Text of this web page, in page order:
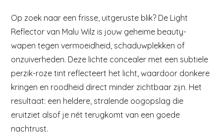
Op zoek naar een frisse, uitgeruste blik? De Light
Reflector van Malu Wilz is jouw geheime beauty-
wapen tegen vermoeidheid, schaduwplekken of
onzuiverheden. Deze lichte concealer met een subtiele
perzik-roze tint reflecteert het licht, waardoor donkere
kringen en roodheid direct minder zichtbaar zijn. Het
resultaat: een heldere, stralende oogopslag die
eruitziet alsof je nét terugkomt van een goede
nachtrust.